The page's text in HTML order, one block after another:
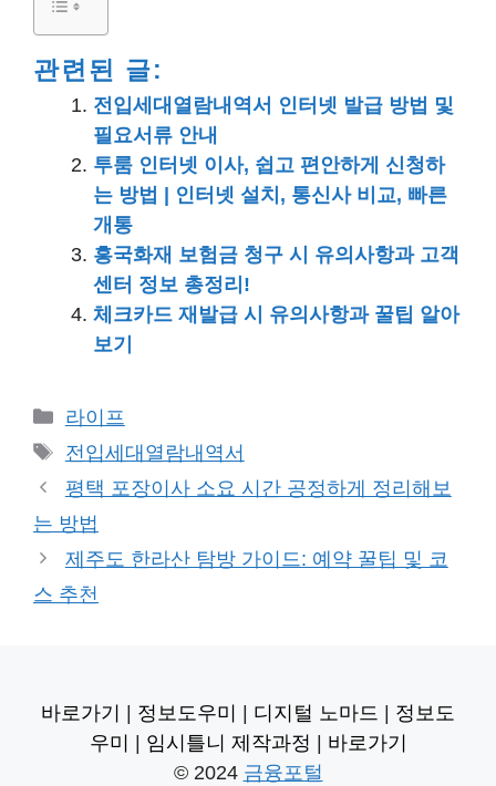
관련된 글:
전입세대열람내역서 인터넷 발급 방법 및
필요서류 안내
투룸 인터넷 이사, 쉽고 편안하게 신청하
는 방법 | 인터넷 설치, 통신사 비교, 빠른
개통
흥국화재 보험금 청구 시 유의사항과 고객
센터 정보 총정리!
체크카드 재발급 시 유의사항과 꿀팁 알아
보기
카
테
리
라이프
태
그
전입세대열람내역서
평택 포장이사 소요 시간 공정하게 정리해보
는 방법
제주도 한라산 탐방 가이드: 예약 꿀팁 및 코
스 추천
바로가기 정보도우미 디지털 노마드
정보도
우미
임시틀니 제작과정
바로가기
© 2024 금융포털